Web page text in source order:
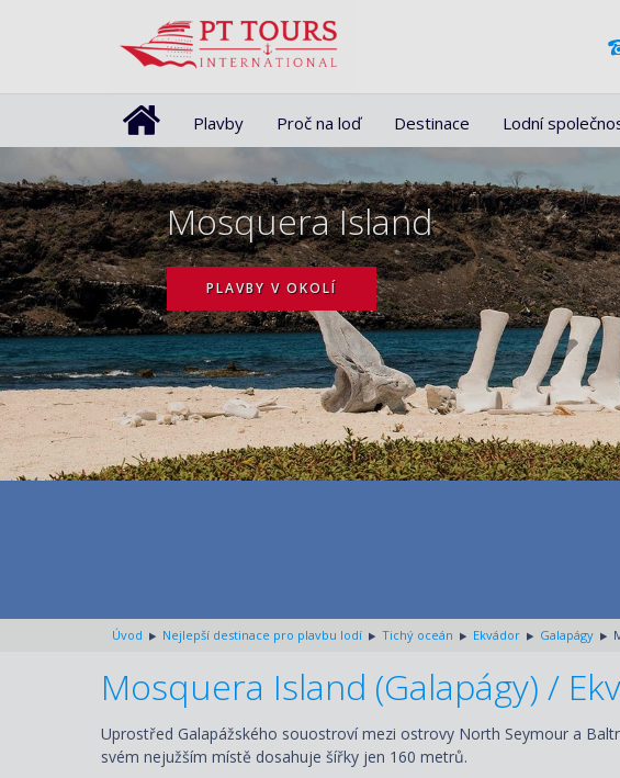
Plavby Proč na loď Destinace Lodní
Mosquera Island
PLAVBY V OKOLÍ
Úvod Nejlepší destinace pro plavbu lodí Tichý oceán Ekvádor Galapágy
Mosquera Island (Galapágy) /
Uprostřed Galapážského souostroví mezi ostrovy North Seymour a
svém nejužším místě dosahuje šířky jen 160 metrů.